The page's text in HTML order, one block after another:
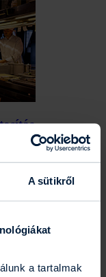
A sütikről
a tartalmak
online